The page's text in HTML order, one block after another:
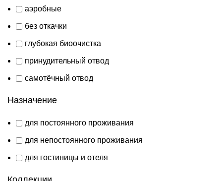
аэробные
без откачки
глубокая биоочистка
принудительный отвод
самотёчный отвод
Назначение
для постоянного проживания
для непостоянного проживания
для гостиницы и отеля